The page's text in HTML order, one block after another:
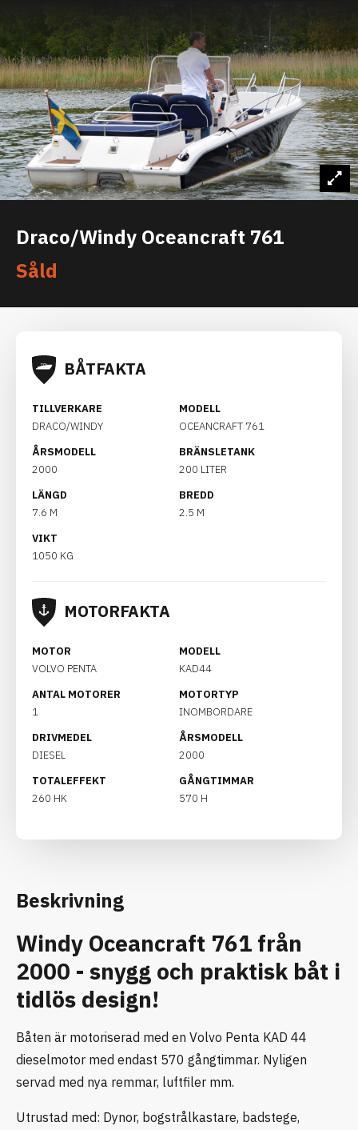
Draco/Windy Oceancraft 761
Såld
BÅTFAKTA
TILLVERKARE
DRACO/WINDY
MODELL
OCEANCRAFT 761
ÅRSMODELL
2000
BRÄNSLETANK
200 LITER
LÄNGD
7.6 M
BREDD
2.5 M
VIKT
1050 KG
MOTORFAKTA
MOTOR
VOLVO PENTA
MODELL
KAD44
ANTAL MOTORER
1
MOTORTYP
INOMBORDARE
DRIVMEDEL
DIESEL
ÅRSMODELL
2000
TOTALEFFEKT
260 HK
GÅNGTIMMAR
570 H
Beskrivning
Windy Oceancraft 761 från
2000 - snygg och praktisk båt i
tidlös design!
Båten är motoriserad med en Volvo Penta KAD 44
dieselmotor med endast 570 gångtimmar. Nyligen
servad med nya remmar, luftfiler mm.
Utrustad med: Dynor, bogstrålkastare, badstege,